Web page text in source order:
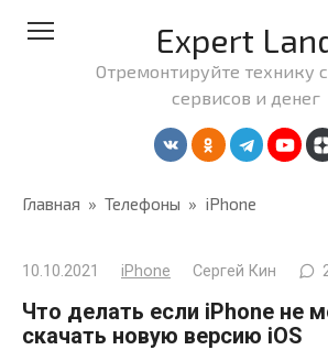
Expert
Отремонтируйте технику
сервисов и денег
Главная » Телефоны » iPhone
10.10.2021 iPhone Сергей Кин
Что делать если iPhone не
скачать новую версию iOS